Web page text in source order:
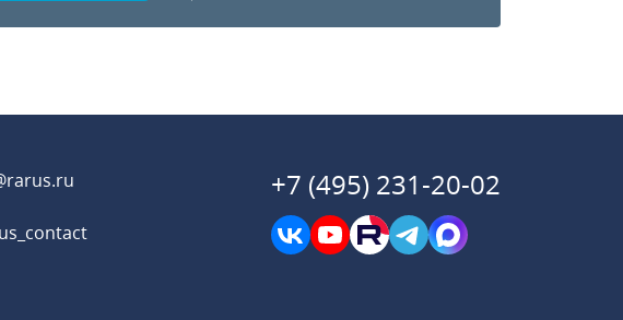
+7 (495) 231-20-02